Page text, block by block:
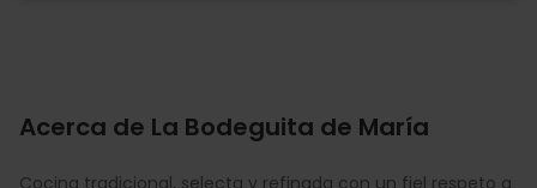
Acerca de La Bodeguita de María
Cocina tradicional, selecta y refinada con un fiel respeto a